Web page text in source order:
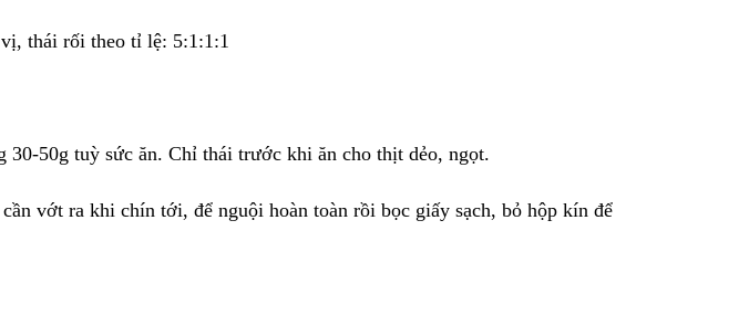
thái rối theo tỉ lệ: 5:1:1:1
50g tuỳ sức ăn. Chỉ thái trước khi ăn cho thịt dẻo, ngọt.
vớt ra khi chín tới, để nguội hoàn toàn rồi bọc giấy sạch, bỏ hộp kín để